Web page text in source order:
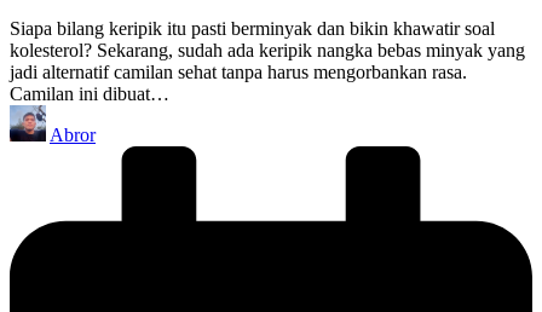
Siapa bilang keripik itu pasti berminyak dan bikin khawatir soal
kolesterol? Sekarang, sudah ada keripik nangka bebas minyak yang
jadi alternatif camilan sehat tanpa harus mengorbankan rasa.
Camilan ini dibuat…
Posted
by
Abror